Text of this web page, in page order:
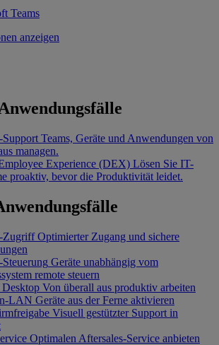
Teams
anzeigen
Support Teams, Geräte und Anwendungen von
managen.
Experience (DEX) Lösen Sie IT-
proaktiv, bevor die Produktivität leidet.
Zugriff Optimierter Zugang und sichere
Geräte unabhängig vom
remote steuern
Desktop Von überall aus produktiv arbeiten
LAN Geräte aus der Ferne aktivieren
Visuell gestützter Support in
Optimalen Aftersales-Service anbieten